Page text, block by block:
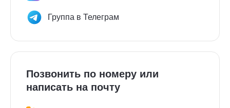
Группа в Телеграм
Позвонить по номеру или
написать на почту